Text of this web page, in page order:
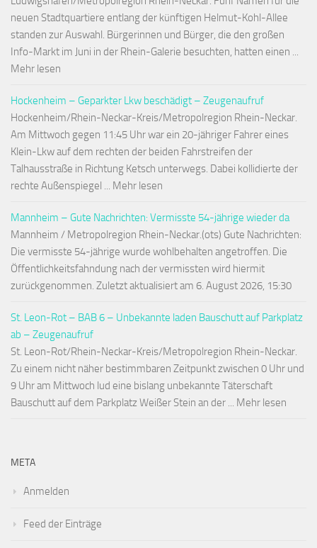
neuen Stadtquartiere entlang der künftigen Helmut-Kohl-Allee
standen zur Auswahl. Bürgerinnen und Bürger, die den großen
Info-Markt im Juni in der Rhein-Galerie besuchten, hatten einen ...
Mehr lesen
Hockenheim – Geparkter Lkw beschädigt – Zeugenaufruf
Hockenheim/Rhein-Neckar-Kreis/Metropolregion Rhein-Neckar.
Am Mittwoch gegen 11:45 Uhr war ein 20-jähriger Fahrer eines
Klein-Lkw auf dem rechten der beiden Fahrstreifen der
Talhausstraße in Richtung Ketsch unterwegs. Dabei kollidierte der
rechte Außenspiegel ... Mehr lesen
Mannheim – Gute Nachrichten: Vermisste 54-jährige wieder da
Mannheim / Metropolregion Rhein-Neckar.(ots) Gute Nachrichten:
Die vermisste 54-jährige wurde wohlbehalten angetroffen. Die
Öffentlichkeitsfahndung nach der vermissten wird hiermit
zurückgenommen. Zuletzt aktualisiert am 6. August 2026, 15:30
St. Leon-Rot – BAB 6 – Unbekannte laden Bauschutt auf Parkplatz
ab – Zeugenaufruf
St. Leon-Rot/Rhein-Neckar-Kreis/Metropolregion Rhein-Neckar.
Zu einem nicht näher bestimmbaren Zeitpunkt zwischen 0 Uhr und
9 Uhr am Mittwoch lud eine bislang unbekannte Täterschaft
Bauschutt auf dem Parkplatz Weißer Stein an der ... Mehr lesen
META
Anmelden
Feed der Einträge